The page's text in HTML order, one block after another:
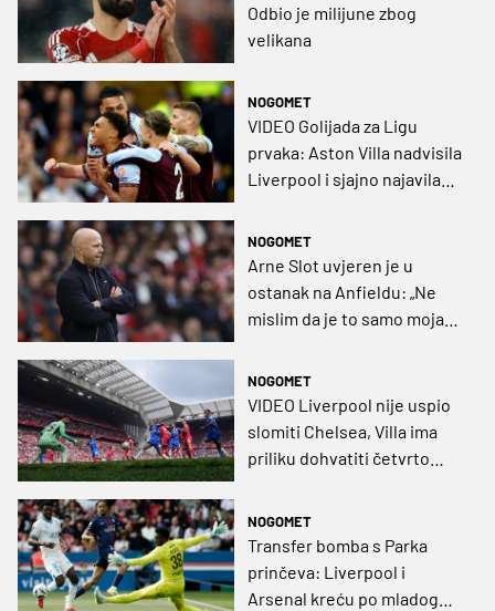
Odbio je milijune zbog
velikana
NOGOMET
VIDEO Golijada za Ligu
prvaka: Aston Villa nadvisila
Liverpool i sjajno najavila
NOGOMET
Arne Slot uvjeren je u
ostanak na Anfieldu: „Ne
mislim da je to samo moja
NOGOMET
VIDEO Liverpool nije uspio
slomiti Chelsea, Villa ima
priliku dohvatiti četvrto
NOGOMET
Transfer bomba s Parka
prinčeva: Liverpool i
Arsenal kreću po mladog